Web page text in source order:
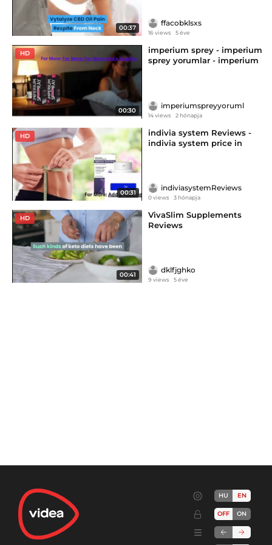
00:37
ffacobklsxs
16 views 5 éve
HD
00:30
imperium sprey - imperium
sprey yorumlar - imperium
imperiumspreyyoruml
14 views 2 hónapja
HD
00:31
indivia system Reviews -
indivia system price in
indiviasystemReviews
0 views 3 hónapja
HD
00:41
VivaSlim Supplements
Reviews
dklfjghko
9 views 5 éve
HU EN
OFF ON